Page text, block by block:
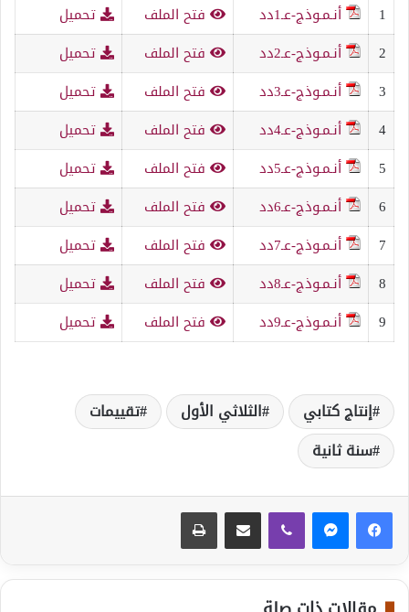
1
أنـمـوذج-عـ1دد فتح الملف
تحميل
2
أنـمـوذج-عـ2دد فتح الملف
تحميل
3
أنـمـوذج-عـ3دد فتح الملف
تحميل
4
أنـمـوذج-عـ4دد فتح الملف
تحميل
5
أنـمـوذج-عـ5دد فتح الملف
تحميل
6
أنـمـوذج-عـ6دد فتح الملف
تحميل
7
أنـمـوذج-عـ7دد فتح الملف
تحميل
8
أنـمـوذج-عـ8دد فتح الملف
تحميل
9
أنـمـوذج-عـ9دد فتح الملف تحميل
إنتاج كتابي الثلاثي الأول
تقييمات
سنة ثانية